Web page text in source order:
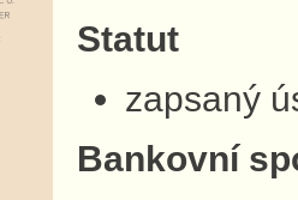
Statut
zapsaný
Bankovní